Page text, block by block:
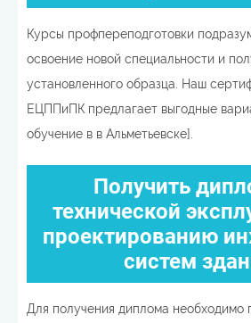
Курсы профпереподготовки
освоение новой специальности и
установленного образца. Наш
ЕЦППиПК предлагает выгодные
обучение в в Альметьевске].
Получить
технической
проектированию
систем
Для получения диплома необходимо